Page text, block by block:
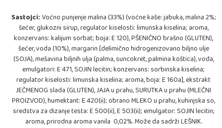
Sastojci: Voćno punjenje malina (33%) (voćne kaše: jabuka, malina 2%;
šećer, glukozni sirup, regulator kiselosti: limunska kiselina; aroma,
konzervans: kalijum sorbat; boja: E 120), PŠENIČNO brašno (GLUTEN),
šećer, voda (10%), margarin [delimično hidrogenizovano biljno ulje
(SOJA), mešavina biljnih ulja (palma, suncokret, palmina koštica), voda,
emulgatori: E 471, SOJIN lecitin; konzervans: sorbinska kiselina;
regulator kiselosti: limunska kiselina; aroma, boja: E 160a], ekstrakt
JEČMENOG slada (GLUTEN), JAJA u prahu, SURUTKA u prahu (MLEČNI
PROIZVOD), humektant: E 420(ii); obrano MLEKO u prahu, kuhinjska so,
sredstva za dizanje testa: E 500(ii), E 503(ii); emulgator: SOJIN lecitin;
aroma, prirodna aroma vanila 0,02%. Može da sadrži LEŠNIK.